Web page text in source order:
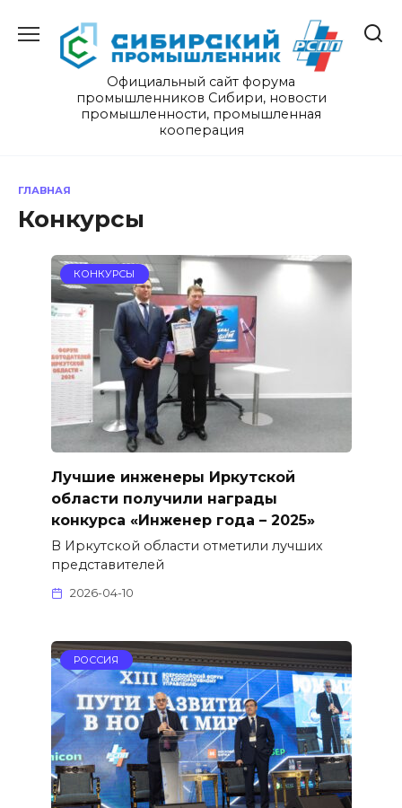
содержанию
Официальный сайт форума
промышленников Сибири, новости
промышленности, промышленная
кооперация
ГЛАВНАЯ
Конкурсы
КОНКУРСЫ
Лучшие инженеры Иркутской
области получили награды
конкурса «Инженер года – 2025»
В Иркутской области отметили лучших
представителей
2026-04-10
РОССИЯ